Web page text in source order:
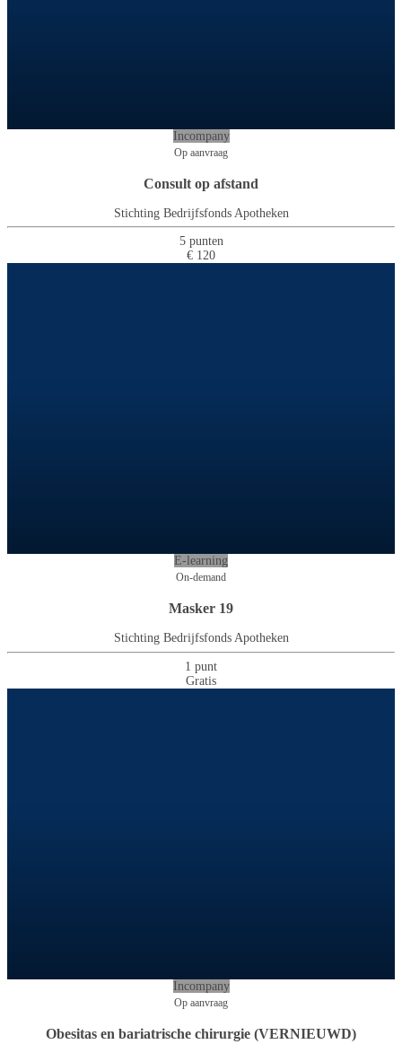
Incompany
Op aanvraag
Consult op afstand
Stichting Bedrijfsfonds Apotheken
5 punten
€ 120
E-learning
On-demand
Masker 19
Stichting Bedrijfsfonds Apotheken
1 punt
Gratis
Incompany
Op aanvraag
Obesitas en bariatrische chirurgie (VERNIEUWD)